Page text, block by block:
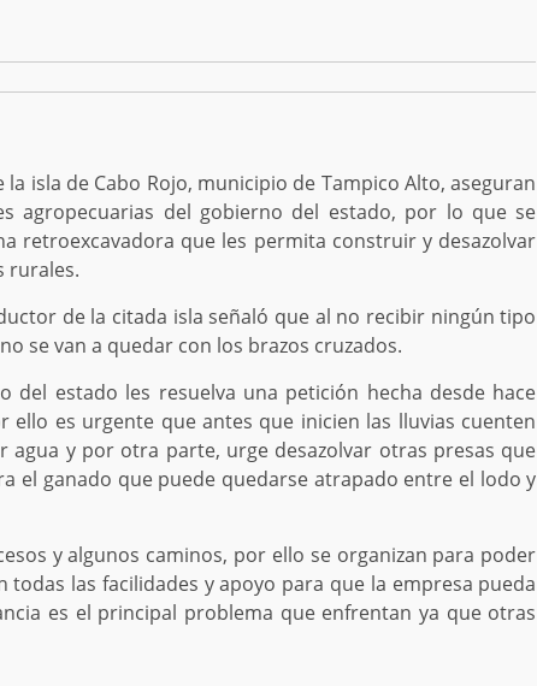
la isla de Cabo Rojo, municipio de Tampico Alto, aseguran
agropecuarias del gobierno del estado, por lo que se
retroexcavadora que les permita construir y desazolvar
rurales.
de la citada isla señaló que al no recibir ningún tipo
se van a quedar con los brazos cruzados.
estado les resuelva una petición hecha desde hace
es urgente que antes que inicien las lluvias cuenten
agua y por otra parte, urge desazolvar otras presas que
el ganado que puede quedarse atrapado entre el lodo y
y algunos caminos, por ello se organizan para poder
las facilidades y apoyo para que la empresa pueda
es el principal problema que enfrentan ya que otras